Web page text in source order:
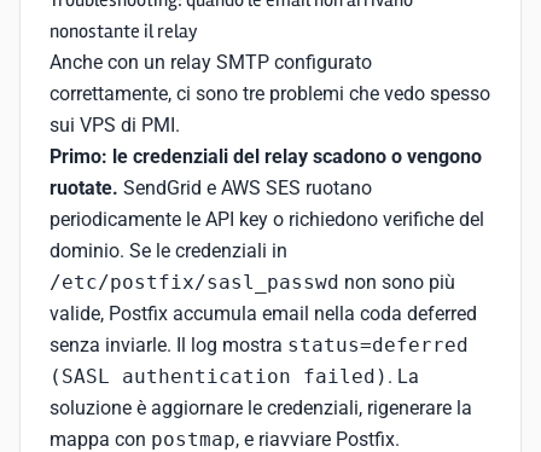
nonostante il relay
Anche con un relay SMTP configurato
correttamente, ci sono tre problemi che vedo spesso
sui VPS di PMI.
Primo: le credenziali del relay scadono o vengono
ruotate. SendGrid e AWS SES ruotano
periodicamente le API key o richiedono verifiche del
dominio. Se le credenziali in
/etc/postfix/sasl_passwd non sono più
valide, Postfix accumula email nella coda deferred
senza inviarle. Il log mostra status=deferred
(SASL authentication failed) . La
soluzione è aggiornare le credenziali, rigenerare la
mappa con postmap, e riavviare Postfix.